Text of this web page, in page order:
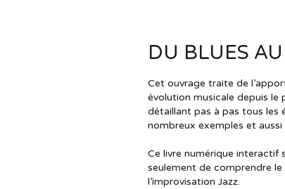
DU BLUES
Cet ouvrage traite de
évolution musicale depuis
détaillant pas à pas tous les
nombreux exemples et
Ce livre numérique interactif
seulement de comprendre le
l’improvisation Jazz.